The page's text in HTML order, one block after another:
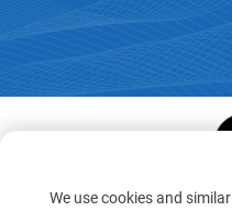
كيوب لمنتجات الورق
We use cookies and